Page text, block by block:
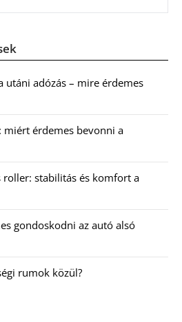
utáni adózás – mire érdemes
miért érdemes bevonni a
stabilitás és komfort a
gondoskodni az autó alsó
rumok közül?